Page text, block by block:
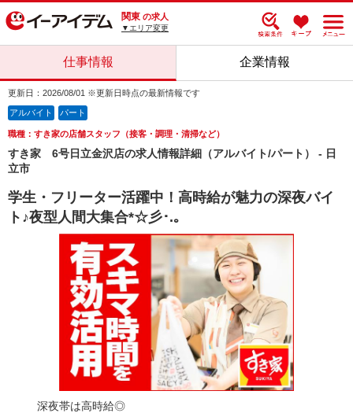
関東 の求人
▼エリア変更
仕事情報 企業情報
更新日：2026/08/01 ※更新日時点の最新情報です
アルバイト パート
職種：すき家の店舗スタッフ（接客・調理・清掃など）
すき家 6号日立金沢店の求人情報詳細（アルバイト/パート） - 日
立市
学生・フリーター活躍中！高時給が魅力の深夜バイ
ト♪夜型人間大集合*☆彡･.｡
深夜帯は高時給◎